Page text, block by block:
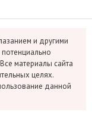
и другими
материалы сайта
целях.
данной